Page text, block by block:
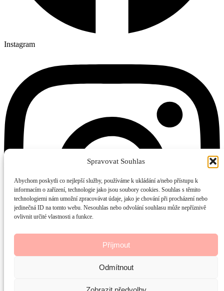
Spravovat Souhlas
Abychom poskytli co nejlepší služby, používáme k ukládání a/nebo přístupu k
informacím o zařízení, technologie jako jsou soubory cookies. Souhlas s těmito
technologiemi nám umožní zpracovávat údaje, jako je chování při procházení nebo
jedinečná ID na tomto webu. Nesouhlas nebo odvolání souhlasu může nepříznivě
ovlivnit určité vlastnosti a funkce.
Příjmout
Odmítnout
Instagram